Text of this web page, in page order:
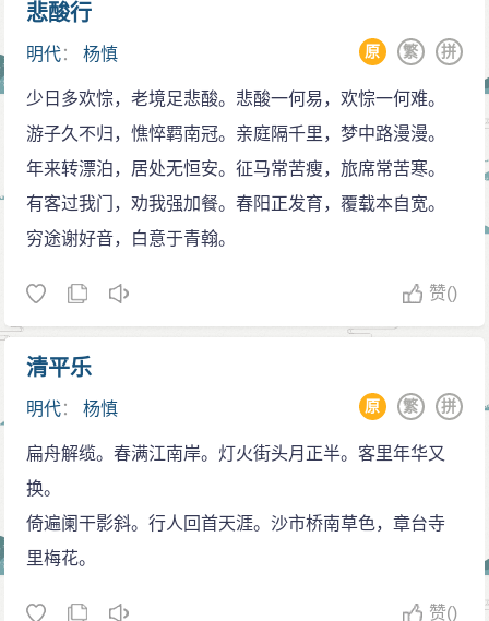
家，不知今亦有如此人哉？”朱之瑜回答说：“国朝有宰相
之子杨升庵讳慎者……”（《朱舜水集》卷十一〈问答
先生者。至其奇丽奥雅，渔弋四部七略之间，……唐宋
以来，吾见罕矣。”
纪昀更赞曰：杨慎“可以位置郑樵、罗泌之间，其在
有明，固铁中铮铮者矣。”
麟仿杨慎《丹铅录》而作《丹铅新录》、仿杨慎《艺林
悲酸行
明代：杨慎 拼
繁
原
少日多欢悰，老境足悲酸。悲酸一何易，欢悰一何难。
游子久不归，憔悴羁南冠。亲庭隔千里，梦中路漫漫。
年来转漂泊，居处无恒安。征马常苦瘦，旅席常苦寒。
有客过我门，劝我强加餐。春阳正发育，覆载本自宽。
穷途谢好音，白意于青翰。
赞()
清平乐
明代：杨慎 拼
繁
原
扁舟解缆。春满江南岸。灯火街头月正半。客里年华又
换。
倚遍阑干影斜。行人回首天涯。沙市桥南草色，章台寺
里梅花。
赞()